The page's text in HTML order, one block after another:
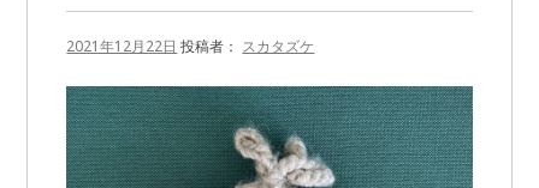
2021年12月22日 投稿者： スカタズケ